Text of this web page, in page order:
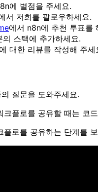
에 별점을 주세요.
서 저희를 팔로우하세요.
에서 n8n에 추천 투표를
스택에 추가하세요.
대한 리뷰를 작성해 주세
질문을 도와주세요.
플로를 공유할 때는 코
로를 공유하는 단계를